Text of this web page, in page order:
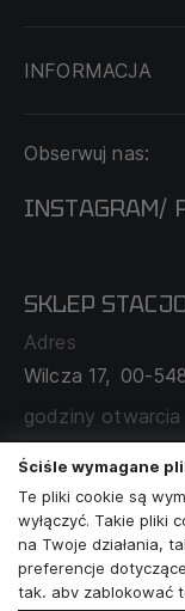
INFORMACJA
O NAS
MAPA
Obserwuj nas:
INSTAGRAM/
SKLEP
Adres
Wilcza 17, 00-
godziny otwarcia
poniedziałek -
Skontaktuj się z
+48573581161
info@reytel.pl
Ściśle wymagane
Te pliki cookie są
wyłączyć. Takie pliki
na Twoje działania,
preferencje
tak, aby zablokować